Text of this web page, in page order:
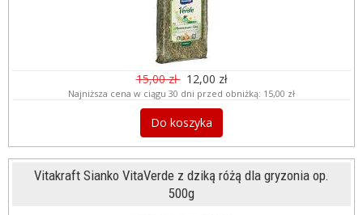
15,00 zł 12,00 zł
Najniższa cena w ciągu 30 dni przed obniżką: 15,00 zł
Do koszyka
Vitakraft Sianko VitaVerde z dziką różą dla gryzonia op.
500g